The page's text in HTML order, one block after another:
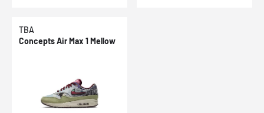
TBA
Concepts Air Max 1 Mellow